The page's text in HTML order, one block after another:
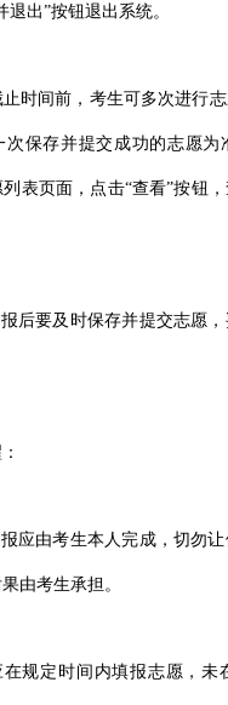
退出”按钮退出系统。
间前，考生可多次进行志
次保存并提交成功的志愿为
表页面，点击“查看”按钮
要及时保存并提交志愿，
由考生本人完成，切勿让
由考生承担。
定时间内填报志愿，未